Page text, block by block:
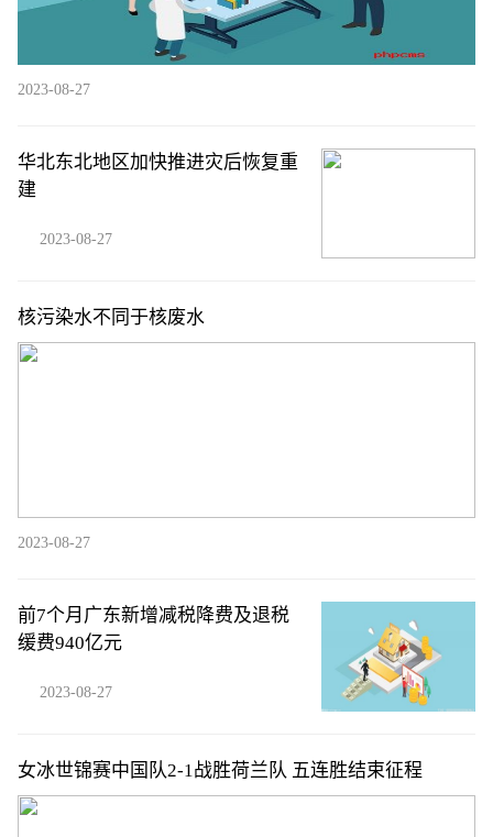
2023-08-27
华北东北地区加快推进灾后恢复重
建
2023-08-27
核污染水不同于核废水
2023-08-27
前7个月广东新增减税降费及退税
缓费940亿元
2023-08-27
女冰世锦赛中国队2-1战胜荷兰队 五连胜结束征程